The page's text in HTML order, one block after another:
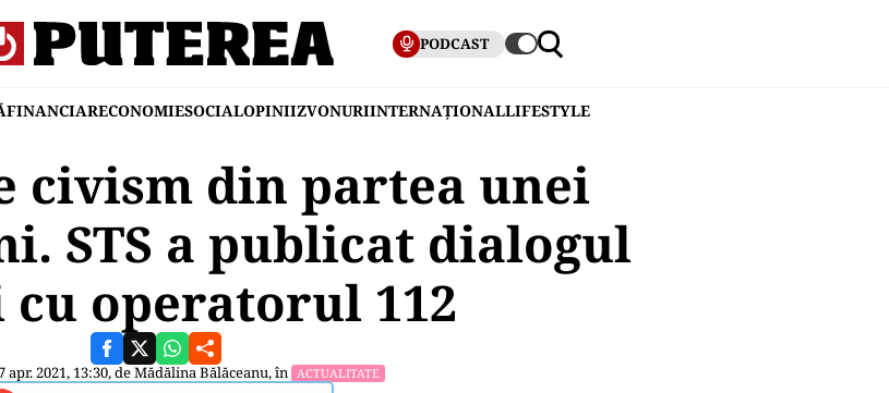
PODCAST
FINANCIARECONOMIESOCIALOPINIIZVONURIINTERNAȚIONALLIFESTYLE
civism din partea unei
STS a publicat dialogul
operatorul 112
apr. 2021, 13:30, deMădălina Bălăceanu, în ACTUALITATE